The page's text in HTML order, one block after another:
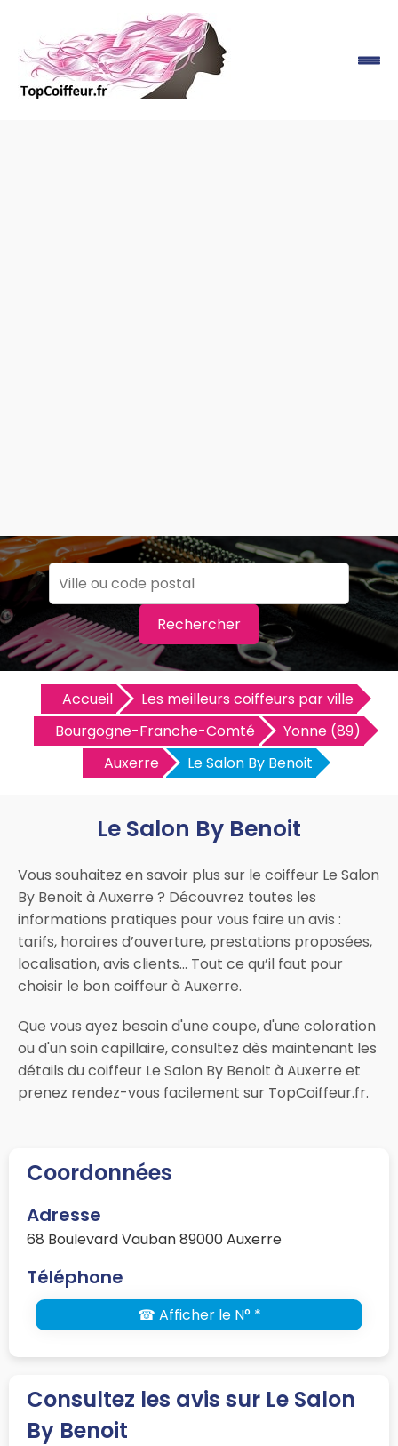
Rechercher
Accueil
Les meilleurs coiffeurs par ville
Bourgogne-Franche-Comté
Yonne (89)
Auxerre
Le Salon By Benoit
Le Salon By Benoit
Vous souhaitez en savoir plus sur le coiffeur Le Salon
By Benoit à Auxerre ? Découvrez toutes les
informations pratiques pour vous faire un avis :
tarifs, horaires d’ouverture, prestations proposées,
localisation, avis clients… Tout ce qu’il faut pour
choisir le bon coiffeur à Auxerre.
Que vous ayez besoin d'une coupe, d'une coloration
ou d'un soin capillaire, consultez dès maintenant les
détails du coiffeur Le Salon By Benoit à Auxerre et
prenez rendez-vous facilement sur TopCoiffeur.fr.
Coordonnées
Adresse
68 Boulevard Vauban 89000 Auxerre
Téléphone
☎ Afficher le N° *
Consultez les avis sur Le Salon
By Benoit